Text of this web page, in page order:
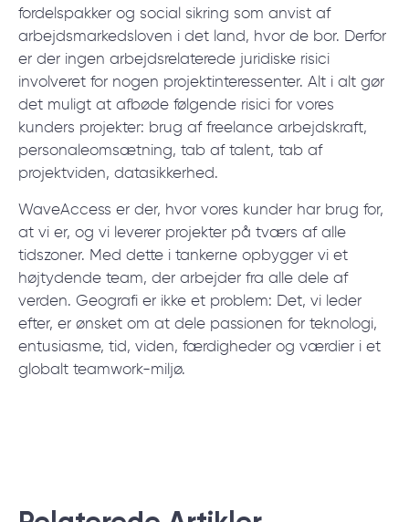
fordelspakker og social sikring som anvist af
arbejdsmarkedsloven i det land, hvor de bor. Derfor
er der ingen arbejdsrelaterede juridiske risici
involveret for nogen projektinteressenter. Alt i alt gør
det muligt at afbøde følgende risici for vores
kunders projekter: brug af freelance arbejdskraft,
personaleomsætning, tab af talent, tab af
projektviden, datasikkerhed.
WaveAccess er der, hvor vores kunder har brug for,
at vi er, og vi leverer projekter på tværs af alle
tidszoner. Med dette i tankerne opbygger vi et
højtydende team, der arbejder fra alle dele af
verden. Geografi er ikke et problem: Det, vi leder
efter, er ønsket om at dele passionen for teknologi,
entusiasme, tid, viden, færdigheder og værdier i et
globalt teamwork-miljø.